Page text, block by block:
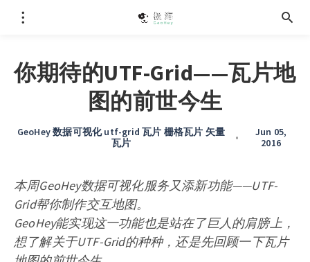
你期待的UTF-Grid——瓦片地
图的前世今生
GeoHey 数据可视化 utf-grid 瓦片 栅格瓦片 矢量
瓦片
•
Jun 05,
2016
本周GeoHey数据可视化服务又添新功能——UTF-
Grid帮你制作交互地图。
GeoHey能实现这一功能也是站在了巨人的肩膀上，
想了解关于UTF-Grid的种种，还是先回顾一下瓦片